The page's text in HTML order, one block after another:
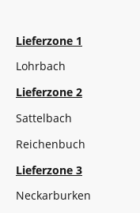
Lieferzone 1
Lohrbach
Lieferzone 2
Sattelbach
Reichenbuch
Lieferzone 3
Neckarburken